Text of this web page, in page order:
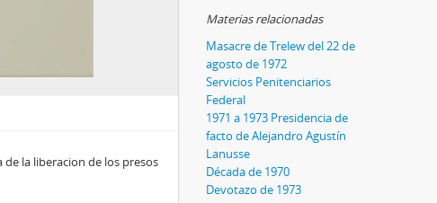
la liberacion de los presos
Materias relacionadas
Masacre de Trelew del 22 de
agosto de 1972
Servicios Penitenciarios
Federal
1971 a 1973 Presidencia de
facto de Alejandro Agustín
Lanusse
Década de 1970
Devotazo de 1973